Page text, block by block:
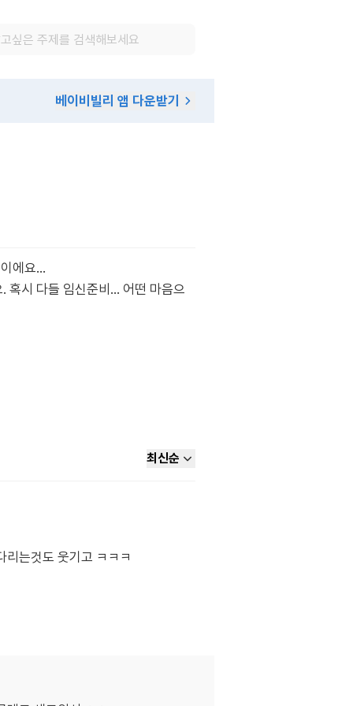
베이비빌리 앱 다운받기
에요…
혹시 다들 임신준비… 어떤 마음으
최신순
는것도 웃기고 ㅋㅋㅋ